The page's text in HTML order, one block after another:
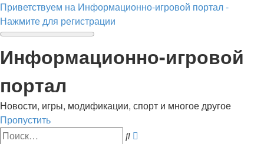
Приветствуем на Информационно-игровой портал -
Нажмите для регистрации
Информационно-игровой
портал
Новости, игры, модификации, спорт и многое другое
Пропустить
Поиск